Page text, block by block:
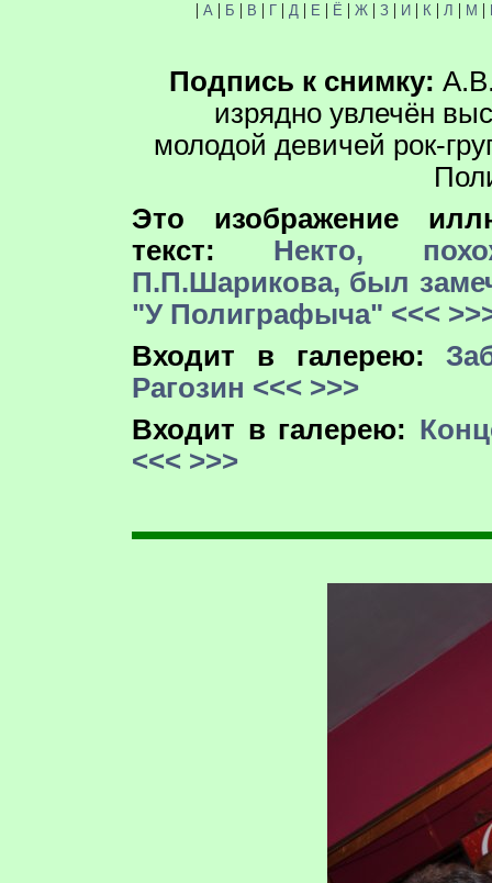
| А | Б | В | Г| Д | Е | Ё | Ж| З| И| К | Л | М |
Подпись к снимку:
изрядно увлечён
молодой девичей рок-
Это изображение
текст: Некто,
П.П.Шарикова, был
"У Полиграфыча" <<<
Входит в галерею:
Рагозин <<< >>>
Входит в галерею:
<<< >>>